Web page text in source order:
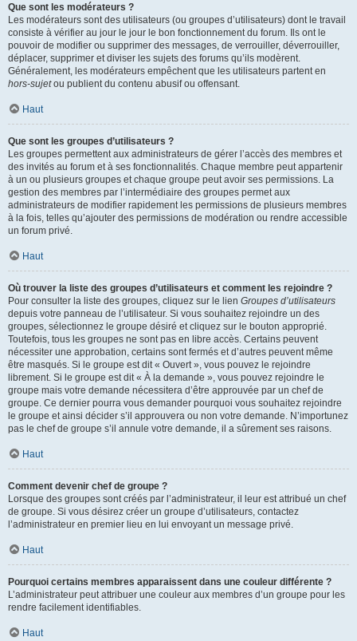
Que sont les modérateurs ?
Les modérateurs sont des utilisateurs (ou groupes d’utilisateurs) dont le travail
consiste à vérifier au jour le jour le bon fonctionnement du forum. Ils ont le
pouvoir de modifier ou supprimer des messages, de verrouiller, déverrouiller,
déplacer, supprimer et diviser les sujets des forums qu’ils modèrent.
Généralement, les modérateurs empêchent que les utilisateurs partent en
hors-sujetou publient du contenu abusif ou offensant.
Haut
Que sont les groupes d’utilisateurs ?
Les groupes permettent aux administrateurs de gérer l’accès des membres et
des invités au forum et à ses fonctionnalités. Chaque membre peut appartenir
à un ou plusieurs groupes et chaque groupe peut avoir ses permissions. La
gestion des membres par l’intermédiaire des groupes permet aux
administrateurs de modifier rapidement les permissions de plusieurs membres
à la fois, telles qu’ajouter des permissions de modération ou rendre accessible
un forum privé.
Haut
Où trouver la liste des groupes d’utilisateurs et comment les rejoindre ?
Pour consulter la liste des groupes, cliquez sur le lien Groupes d’utilisateurs
depuis votre panneau de l’utilisateur. Si vous souhaitez rejoindre un des
groupes, sélectionnez le groupe désiré et cliquez sur le bouton approprié.
Toutefois, tous les groupes ne sont pas en libre accès. Certains peuvent
nécessiter une approbation, certains sont fermés et d’autres peuvent même
être masqués. Si le groupe est dit « Ouvert », vous pouvez le rejoindre
librement. Si le groupe est dit « À la demande », vous pouvez rejoindre le
groupe mais votre demande nécessitera d’être approuvée par un chef de
groupe. Ce dernier pourra vous demander pourquoi vous souhaitez rejoindre
le groupe et ainsi décider s’il approuvera ou non votre demande. N’importunez
pas le chef de groupe s’il annule votre demande, il a sûrement ses raisons.
Haut
Comment devenir chef de groupe ?
Lorsque des groupes sont créés par l’administrateur, il leur est attribué un chef
de groupe. Si vous désirez créer un groupe d’utilisateurs, contactez
l’administrateur en premier lieu en lui envoyant un message privé.
Haut
Pourquoi certains membres apparaissent dans une couleur différente ?
L’administrateur peut attribuer une couleur aux membres d’un groupe pour les
rendre facilement identifiables.
Haut